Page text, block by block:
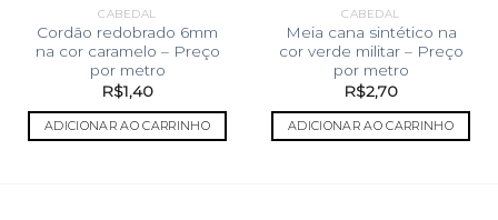
CABEDAL
Cordão redobrado 6mm
na cor caramelo – Preço
por metro
R$1,40
ADICIONAR AO CARRINHO
CABEDAL
Meia cana sintético na
cor verde militar – Preço
por metro
R$2,70
ADICIONAR AO CARRINHO